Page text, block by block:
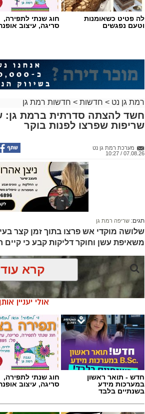
לה פטיט כשאומנות
וטעם נפגשים
חוג שנתי לתפירה,
סריגה, עיצוב
רמת גן נט > חדשות > חדשות רמת גן
חשד להצתה סדרתית ברמת גן:
שריפות שפרצו לפנות בוקר
מערכת רמת גן נט
07.08.26 / 10:27
תגים: שריפה רמת גן
שלושה מוקדי אש פרצו בתוך זמן קצר
משאיפת עשן וחוקר דליקות קבע כי
קרא עוד
אולי יעניין
חדש - תואר ראשון
במערכות מידע
בשנתיים בלבד
חוג שנתי לתפירה,
סריגה, עיצוב